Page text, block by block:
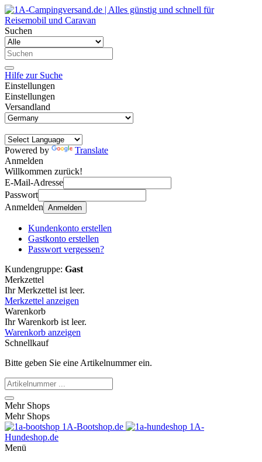
Suchen
Hilfe zur Suche
Einstellungen
Einstellungen
Versandland
Powered by
Translate
Anmelden
Willkommen zurück!
E-Mail-Adresse
Passwort
Anmelden Anmelden
Kundenkonto erstellen
Gastkonto erstellen
Passwort vergessen?
Kundengruppe: Gast
Merkzettel
Ihr Merkzettel ist leer.
Merkzettel anzeigen
Warenkorb
Ihr Warenkorb ist leer.
Warenkorb anzeigen
Schnellkauf
Bitte geben Sie eine Artikelnummer ein.
Mehr Shops
Mehr Shops
1A-Bootshop.de
1A-
Hundeshop.de
Menü